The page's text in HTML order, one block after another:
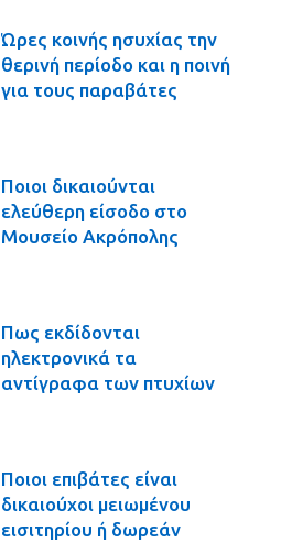
Ώρες κοινής ησυχίας την
θερινή περίοδο και η ποινή
για τους παραβάτες
Ποιοι δικαιούνται
ελεύθερη είσοδο στο
Μουσείο Ακρόπολης
Πως εκδίδονται
ηλεκτρονικά τα
αντίγραφα των πτυχίων
Ποιοι επιβάτες είναι
δικαιούχοι μειωμένου
εισιτηρίου ή δωρεάν